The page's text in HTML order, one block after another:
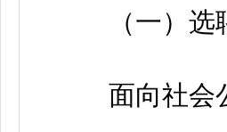
（一）选
面向社会